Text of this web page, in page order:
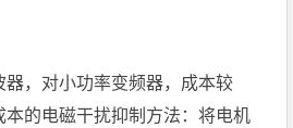
，对小功率变频器，成本较
本的电磁干扰抑制方法：将电机